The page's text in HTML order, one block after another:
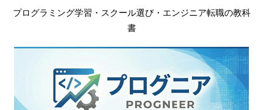
プログラミング学習・スクール選び・エンジニア転職の教科
書